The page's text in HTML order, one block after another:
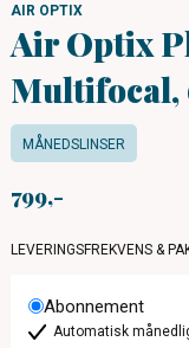
AIR OPTIX
Air Optix
Multifocal,
MÅNEDSLINSER
799
LEVERINGSFREKVENS &
Abonnement
Automatisk